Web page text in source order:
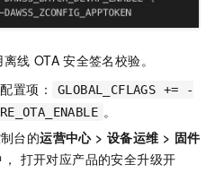
离线 OTA 安全签名校验。
置项：
GLOBAL_CFLAGS += -
。
台的运营中心>设备运维 > 固件
， 打开对应产品的安全升级开